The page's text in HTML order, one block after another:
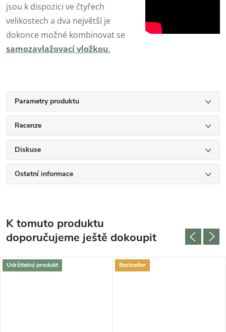
jsou k dispozici ve čtyřech
velikostech a dva největší je
dokonce možné kombinovat se
samozavlažovací vložkou.
Parametry produktu
Recenze
Diskuse
Ostatní informace
K tomuto produktu
doporučujeme ještě dokoupit
Udržitelný produkt Bestseller